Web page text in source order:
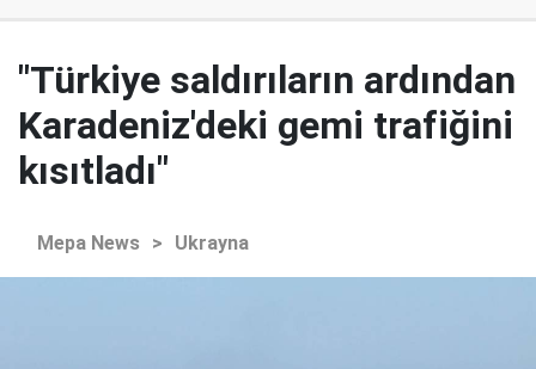
"Türkiye saldırıların ardından
Karadeniz'deki gemi trafiğini
kısıtladı"
Mepa News > Ukrayna